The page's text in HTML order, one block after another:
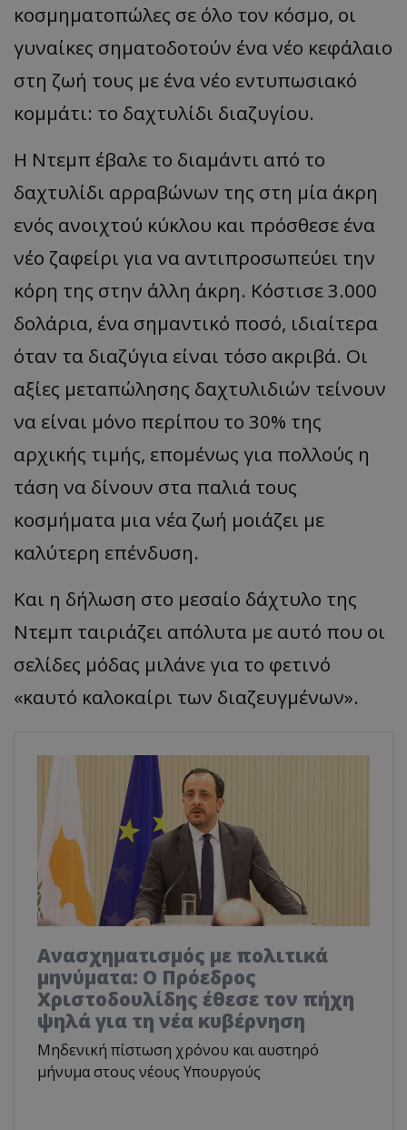
κοσμηματοπώλες σε όλο τον κόσμο, οι
γυναίκες σηματοδοτούν ένα νέο κεφάλαιο
στη ζωή τους με ένα νέο εντυπωσιακό
κομμάτι: το δαχτυλίδι διαζυγίου.
Η Ντεμπ έβαλε το διαμάντι από το
δαχτυλίδι αρραβώνων της στη μία άκρη
ενός ανοιχτού κύκλου και πρόσθεσε ένα
νέο ζαφείρι για να αντιπροσωπεύει την
κόρη της στην άλλη άκρη. Κόστισε 3.000
δολάρια, ένα σημαντικό ποσό, ιδιαίτερα
όταν τα διαζύγια είναι τόσο ακριβά. Οι
αξίες μεταπώλησης δαχτυλιδιών τείνουν
να είναι μόνο περίπου το 30% της
αρχικής τιμής, επομένως για πολλούς η
τάση να δίνουν στα παλιά τους
κοσμήματα μια νέα ζωή μοιάζει με
καλύτερη επένδυση.
Και η δήλωση στο μεσαίο δάχτυλο της
Ντεμπ ταιριάζει απόλυτα με αυτό που οι
σελίδες μόδας μιλάνε για το φετινό
«καυτό καλοκαίρι των διαζευγμένων».
Ανασχηματισμός με πολιτικά
μηνύματα: Ο Πρόεδρος
Χριστοδουλίδης έθεσε τον πήχη
ψηλά για τη νέα κυβέρνηση
Μηδενική πίστωση χρόνου και αυστηρό
μήνυμα στους νέους Υπουργούς